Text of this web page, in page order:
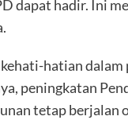
dapat hadir. Ini
hatian
peningkatan
tetap